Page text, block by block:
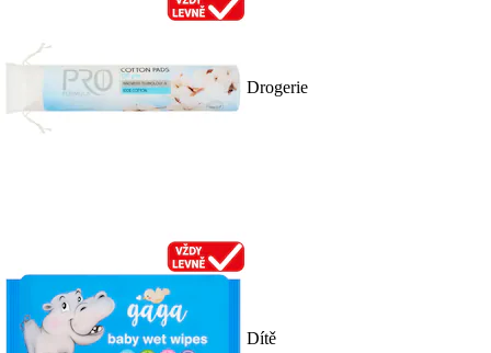
Drogerie
Dítě